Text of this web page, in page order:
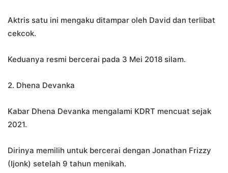
Aktris satu ini mengaku ditampar oleh David dan terlibat
cekcok.
Keduanya resmi bercerai pada 3 Mei 2018 silam.
2. Dhena Devanka
Kabar Dhena Devanka mengalami KDRT mencuat sejak
2021.
Dirinya memilih untuk bercerai dengan Jonathan Frizzy
(Ijonk) setelah 9 tahun menikah.